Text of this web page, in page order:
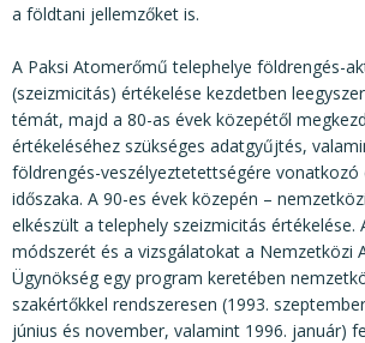
a földtani jellemzőket is.
A Paksi Atomerőmű telephelye földrengés-
(szeizmicitás) értékelése kezdetben
témát, majd a 80-as évek közepétől
értékeléséhez szükséges adatgyűjtés,
földrengés-veszélyeztetettségére vonatkozó
időszaka. A 90-es évek közepén –
elkészült a telephely szeizmicitás értékelése.
módszerét és a vizsgálatokat a Nemzetközi
Ügynökség egy program keretében
szakértőkkel rendszeresen (1993.
június és november, valamint 1996. január)